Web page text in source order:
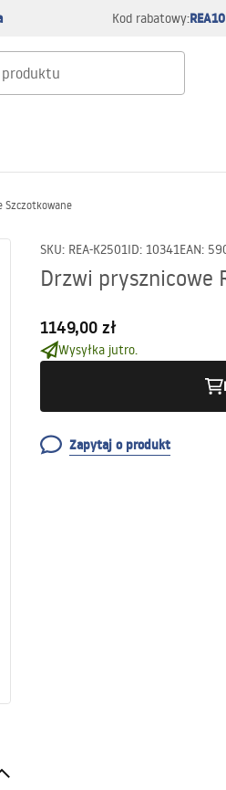
Kod rabatowy:REA10
Szczotkowane
SKU: REA-K2501ID: 10341EAN:
Drzwi prysznicowe
1149,00 zł
Wysyłka jutro.
Zapytaj o produkt